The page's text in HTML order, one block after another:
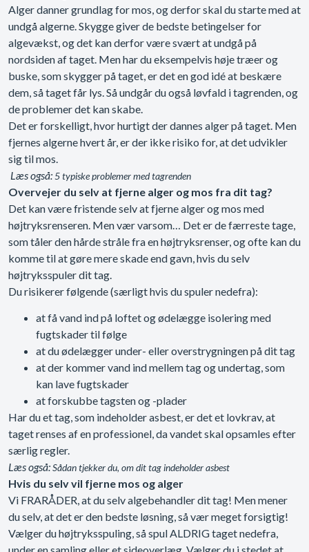
Alger danner grundlag for mos, og derfor skal du starte med at
undgå algerne. Skygge giver de bedste betingelser for
algevækst, og det kan derfor være svært at undgå på
nordsiden af taget. Men har du eksempelvis høje træer og
buske, som skygger på taget, er det en god idé at beskære
dem, så taget får lys. Så undgår du også løvfald i tagrenden, og
de problemer det kan skabe.
Det er forskelligt, hvor hurtigt der dannes alger på taget. Men
fjernes algerne hvert år, er der ikke risiko for, at det udvikler
sig til mos.
Læs også:5 typiske problemer med tagrenden
Overvejer du selv at fjerne alger og mos fra dit tag?
Det kan være fristende selv at fjerne alger og mos med
højtryksrenseren. Men vær varsom… Det er de færreste tage,
som tåler den hårde stråle fra en højtryksrenser, og ofte kan du
komme til at gøre mere skade end gavn, hvis du selv
højtryksspuler dit tag.
Du risikerer følgende (særligt hvis du spuler nedefra):
at få vand ind på loftet og ødelægge isolering med
fugtskader til følge
at du ødelægger under- eller overstrygningen på dit tag
at der kommer vand ind mellem tag og undertag, som
kan lave fugtskader
at forskubbe tagsten og -plader
Har du et tag, som indeholder asbest, er det et lovkrav, at
taget renses af en professionel, da vandet skal opsamles efter
særlig regler.
Læs også:Sådan tjekker du, om dit tag indeholder asbest
Hvis du selv vil fjerne mos og alger
Vi FRARÅDER, at du selv algebehandler dit tag! Men mener
du selv, at det er den bedste løsning, så vær meget forsigtig!
Vælger du højtryksspuling, så spul ALDRIG taget nedefra,